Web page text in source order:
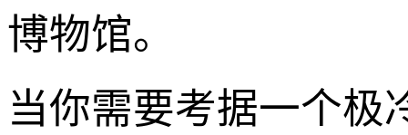
博物馆。
当你需要考据一个极